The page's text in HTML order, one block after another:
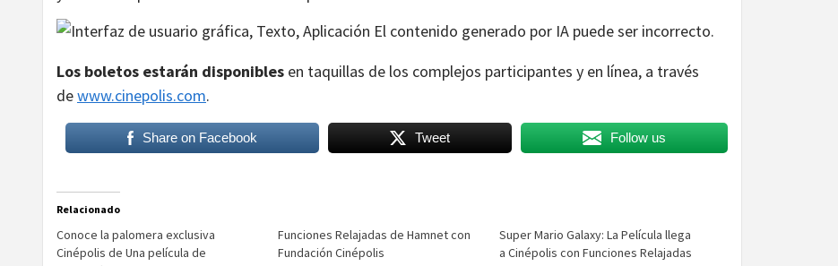
Los boletos estarán disponibles en taquillas de los complejos participantes y en línea, a través
dewww.cinepolis.com.
Share on Facebook Tweet Follow us
Relacionado
Conoce la palomera exclusiva
Cinépolis de Una película de
Funciones Relajadas de Hamnet con
Fundación Cinépolis
Super Mario Galaxy: La Película llega
a Cinépolis con Funciones Relajadas